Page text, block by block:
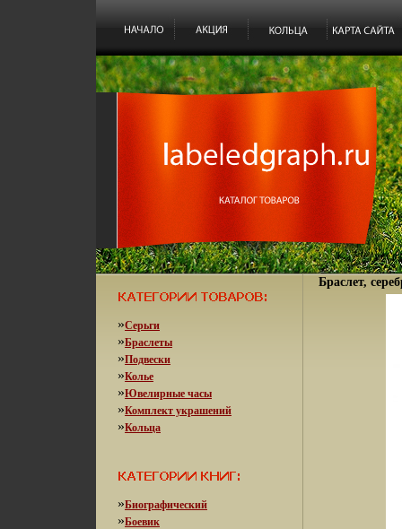
»Серьги
»Браслеты
»Подвески
»Колье
»Ювелирные часы
»Комплект украшений
»Кольца
»Биографический
»Боевик
Браслет,